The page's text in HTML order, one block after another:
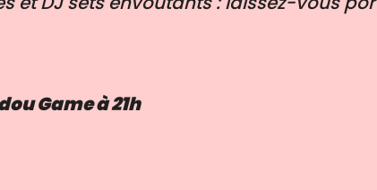
Game à 21h